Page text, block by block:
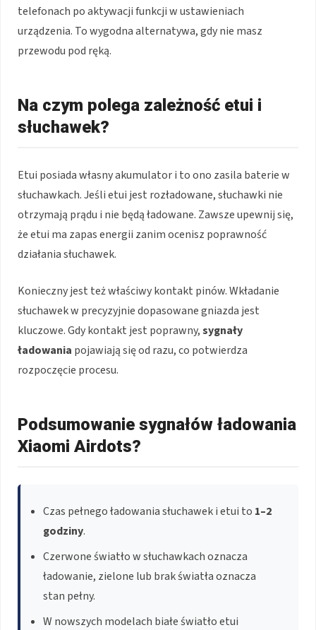
telefonach po aktywacji funkcji w ustawieniach
urządzenia. To wygodna alternatywa, gdy nie masz
przewodu pod ręką.
Na czym polega zależność etui i
słuchawek?
Etui posiada własny akumulator i to ono zasila baterie w
słuchawkach. Jeśli etui jest rozładowane, słuchawki nie
otrzymają prądu i nie będą ładowane. Zawsze upewnij się,
że etui ma zapas energii zanim ocenisz poprawność
działania słuchawek.
Konieczny jest też właściwy kontakt pinów. Wkładanie
słuchawek w precyzyjnie dopasowane gniazda jest
kluczowe. Gdy kontakt jest poprawny,sygnały
ładowania pojawiają się od razu, co potwierdza
rozpoczęcie procesu.
Podsumowanie sygnałów ładowania
Xiaomi Airdots?
Czas pełnego ładowania słuchawek i etui to 1–2
godziny.
Czerwone światło w słuchawkach oznacza
ładowanie, zielone lub brak światła oznacza
stan pełny.
W nowszych modelach białe światło etui